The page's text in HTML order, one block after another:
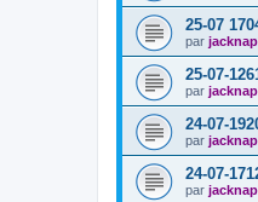
25-07
par
25-07-
par
24-07-
par
24-07-
par